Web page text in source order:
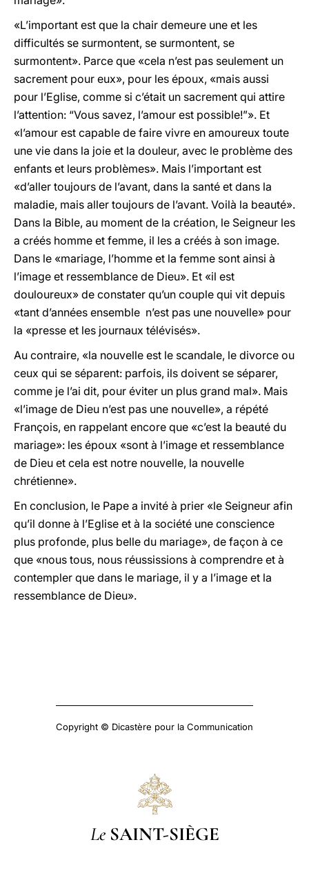
«L’important est que la chair demeure une et les
difficultés se surmontent, se surmontent, se
surmontent». Parce que «cela n’est pas seulement un
sacrement pour eux», pour les époux, «mais aussi
pour l’Eglise, comme si c’était un sacrement qui attire
l’attention: “Vous savez, l’amour est possible!”». Et
«l’amour est capable de faire vivre en amoureux toute
une vie dans la joie et la douleur, avec le problème des
enfants et leurs problèmes». Mais l’important est
«d’aller toujours de l’avant, dans la santé et dans la
maladie, mais aller toujours de l’avant. Voilà la beauté».
Dans la Bible, au moment de la création, le Seigneur les
a créés homme et femme, il les a créés à son image.
Dans le «mariage, l’homme et la femme sont ainsi à
l’image et ressemblance de Dieu». Et «il est
douloureux» de constater qu’un couple qui vit depuis
«tant d’années ensemble n’est pas une nouvelle» pour
la «presse et les journaux télévisés».
Au contraire, «la nouvelle est le scandale, le divorce ou
ceux qui se séparent: parfois, ils doivent se séparer,
comme je l’ai dit, pour éviter un plus grand mal». Mais
«l’image de Dieu n’est pas une nouvelle», a répété
François, en rappelant encore que «c’est la beauté du
mariage»: les époux «sont à l’image et ressemblance
de Dieu et cela est notre nouvelle, la nouvelle
chrétienne».
En conclusion, le Pape a invité à prier «le Seigneur afin
qu’il donne à l’Eglise et à la société une conscience
plus profonde, plus belle du mariage», de façon à ce
que «nous tous, nous réussissions à comprendre et à
contempler que dans le mariage, il y a l’image et la
ressemblance de Dieu».
Copyright © Dicastère pour la Communication
Le SAINT-SIÈGE